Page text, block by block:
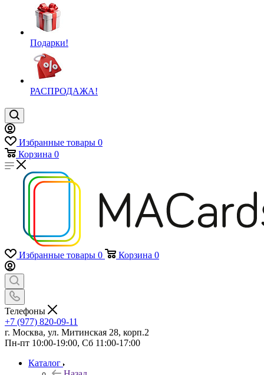
Подарки!
РАСПРОДАЖА!
Избранные товары 0
Корзина 0
Избранные товары 0 Корзина 0
Телефоны
+7 (977) 820-09-11
г. Москва, ул. Митинская 28, корп.2
Пн-пт 10:00-19:00, Сб 11:00-17:00
Каталог